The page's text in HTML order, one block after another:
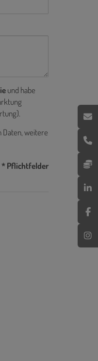
und habe
weitere
* Pflichtfelder